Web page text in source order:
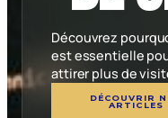
Découvrez
est essentielle
attirer plus de
DÉCOUVRIR
ARTICLES